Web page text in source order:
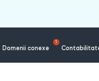
Domenii conexe
1